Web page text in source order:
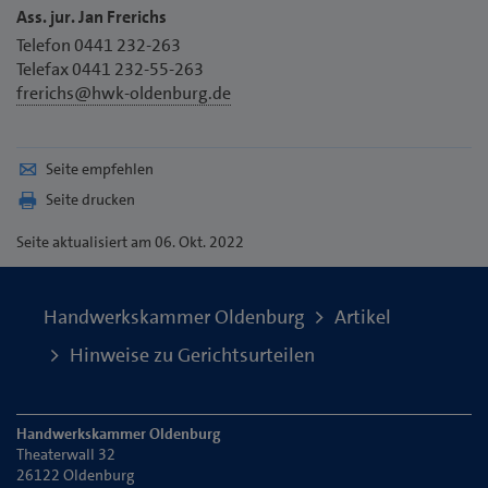
Ass. jur. Jan Frerichs
Telefon 0441 232-263
Telefax 0441 232-55-263
frerichs@hwk-oldenburg.de
Seite empfehlen
Seite drucken
Seiteaktualisiert am 06. Okt. 2022
Handwerkskammer Oldenburg
Artikel
Hinweise zu Gerichtsurteilen
Handwerkskammer Oldenburg
Theaterwall 32
26122 Oldenburg